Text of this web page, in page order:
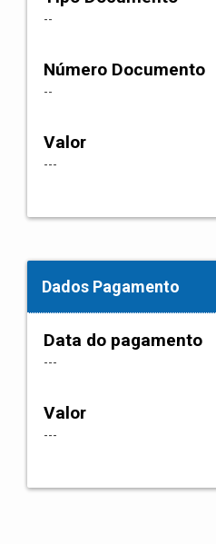
--
Número Documento
--
Valor
---
Dados Pagamento
Data do pagamento
---
Valor
---